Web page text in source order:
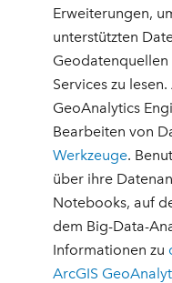
Erweiterungen,
unterstützten
Geodatenquellen
Services zu
GeoAnalytics
Bearbeiten von
Werkzeuge.
über ihre
Notebooks, auf
dem Big-Data-
Informationen zu
ArcGIS